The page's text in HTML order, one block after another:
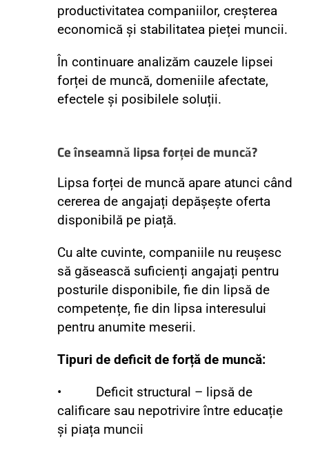
productivitatea companiilor, creșterea
economică și stabilitatea pieței muncii.
În continuare analizăm cauzele lipsei
forței de muncă, domeniile afectate,
efectele și posibilele soluții.
Ce înseamnă lipsa forței de muncă?
Lipsa forței de muncă apare atunci când
cererea de angajați depășește oferta
disponibilă pe piață.
Cu alte cuvinte, companiile nu reușesc
să găsească suficienți angajați pentru
posturile disponibile, fie din lipsă de
competențe, fie din lipsa interesului
pentru anumite meserii.
Tipuri de deficit de forță de muncă:
• Deficit structural – lipsă de
calificare sau nepotrivire între educație
și piața muncii